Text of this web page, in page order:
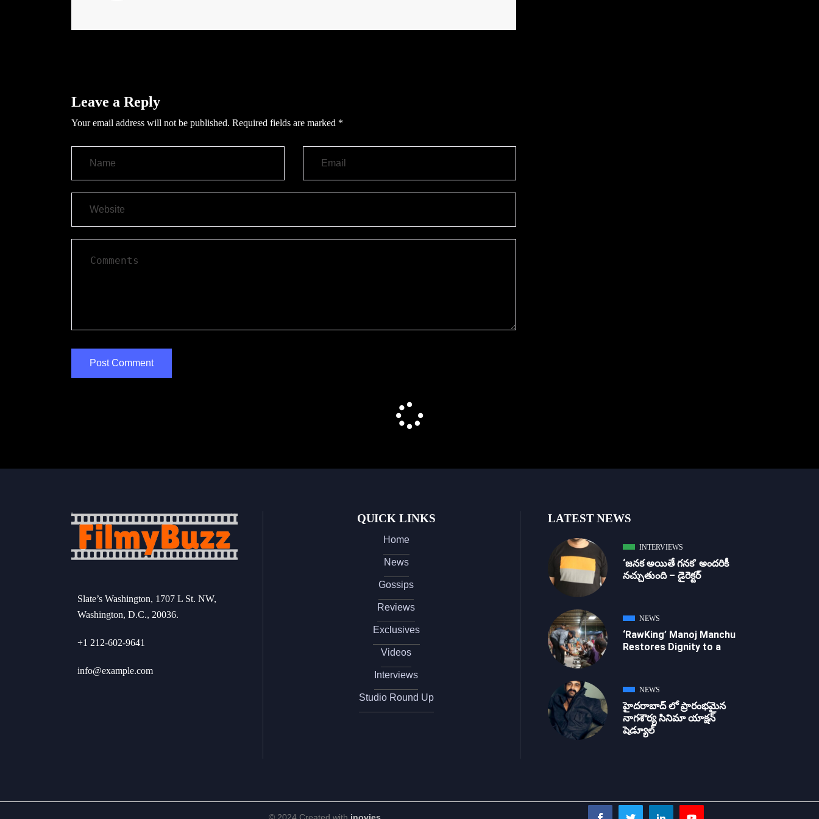
Leave a Reply
Your email address will not be published. Required fields are marked *
Slate’s Washington, 1707 L St. NW,
Washington, D.C., 20036.
+1 212-602-9641
info@example.com
QUICK LINKS
Home
News
Gossips
Reviews
Exclusives
Videos
Interviews
Studio Round Up
LATEST NEWS
INTERVIEWS
‘జ‌న‌క అయితే గ‌న‌క‌’ అందరికీ
నచ్చుతుంది – డైరెక్ట‌ర్
NEWS
‘RawKing’ Manoj Manchu
Restores Dignity to a
NEWS
హైదరాబాద్ లో ప్రారంభమైన
నాగశౌర్య సినిమా యాక్షన్
షెడ్యూల్
© 2024 Created with inovies